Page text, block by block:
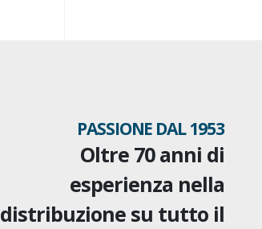
PASSIONE DAL 1953
Oltre 70 anni di
esperienza nella
distribuzione su tutto il